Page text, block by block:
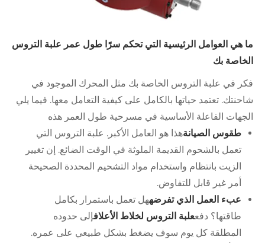
ما هي العوامل الرئيسية التي تحكم سرًا طول عمر علبة التروس
الخاصة بك
فكر في علبة التروس الخاصة بك مثل المحرك الموجود في
شاحنتك. تعتمد حياتها بالكامل على كيفية التعامل معها. فيما يلي
الجهات الفاعلة الأساسية في مسرحية طول العمر هذه
طقوس الصيانةهذا هو العامل الأكبر. علبة التروس التي
تعمل بالشحوم القديمة الملوثة في الوقت الضائع. إن تغيير
الزيت بانتظام واستخدام مواد التشحيم المحددة الصحيحة
أمر غير قابل للتفاوض.
عبء العمل الذي تفرضههل تعمل باستمرار بكامل
طاقتها؟ دفععلبة التروس لخلاط الأعلافإلى حدوده
المطلقة كل يوم سوف يضغط بشكل طبيعي على عمره.